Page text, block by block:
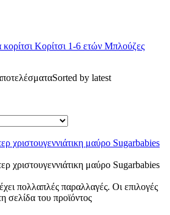
Κορίτσι 1-6 ετών Μπλούζες
Sorted by latest
πολλαπλές παραλλαγές. Οι επιλογές
σελίδα του προϊόντος